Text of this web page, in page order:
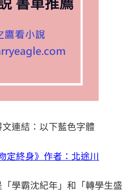
連結：以下藍色字體
定終身》作者：北途川
「學霸沈紀年」和「轉學生盛